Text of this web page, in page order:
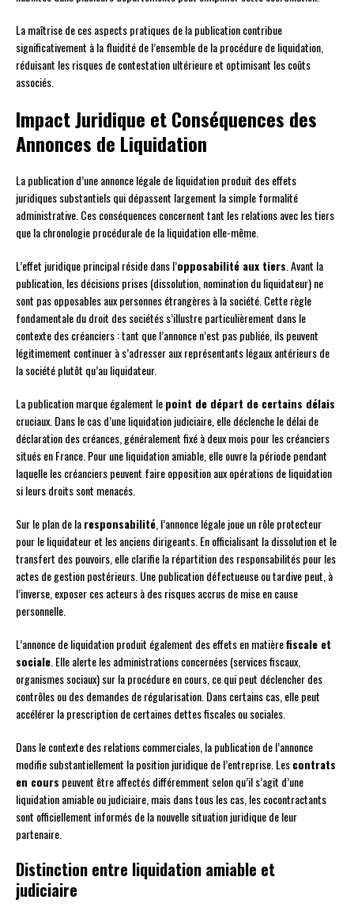
La maîtrise de ces aspects pratiques de la publication contribue
significativement à la fluidité de l’ensemble de la procédure de liquidation,
réduisant les risques de contestation ultérieure et optimisant les coûts
associés.
Impact Juridique et Conséquences des
Annonces de Liquidation
La publication d’une annonce légale de liquidation produit des effets
juridiques substantiels qui dépassent largement la simple formalité
administrative. Ces conséquences concernent tant les relations avec les tiers
que la chronologie procédurale de la liquidation elle-même.
L’effet juridique principal réside dans l’opposabilité aux tiers. Avant la
publication, les décisions prises (dissolution, nomination du liquidateur) ne
sont pas opposables aux personnes étrangères à la société. Cette règle
fondamentale du droit des sociétés s’illustre particulièrement dans le
contexte des créanciers : tant que l’annonce n’est pas publiée, ils peuvent
légitimement continuer à s’adresser aux représentants légaux antérieurs de
la société plutôt qu’au liquidateur.
La publication marque également lepoint de départ de certains délais
cruciaux. Dans le cas d’une liquidation judiciaire, elle déclenche le délai de
déclaration des créances, généralement fixé à deux mois pour les créanciers
situés en France. Pour une liquidation amiable, elle ouvre la période pendant
laquelle les créanciers peuvent faire opposition aux opérations de liquidation
si leurs droits sont menacés.
Sur le plan de laresponsabilité, l’annonce légale joue un rôle protecteur
pour le liquidateur et les anciens dirigeants. En officialisant la dissolution et le
transfert des pouvoirs, elle clarifie la répartition des responsabilités pour les
actes de gestion postérieurs. Une publication défectueuse ou tardive peut, à
l’inverse, exposer ces acteurs à des risques accrus de mise en cause
personnelle.
L’annonce de liquidation produit également des effets en matièrefiscale et
sociale. Elle alerte les administrations concernées (services fiscaux,
organismes sociaux) sur la procédure en cours, ce qui peut déclencher des
contrôles ou des demandes de régularisation. Dans certains cas, elle peut
accélérer la prescription de certaines dettes fiscales ou sociales.
Dans le contexte des relations commerciales, la publication de l’annonce
modifie substantiellement la position juridique de l’entreprise. Lescontrats
en cours peuvent être affectés différemment selon qu’il s’agit d’une
liquidation amiable ou judiciaire, mais dans tous les cas, les cocontractants
sont officiellement informés de la nouvelle situation juridique de leur
partenaire.
Distinction entre liquidation amiable et
judiciaire